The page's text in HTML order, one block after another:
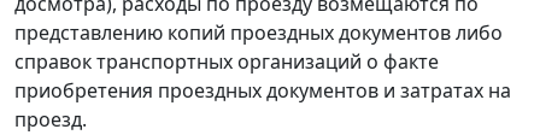
представлению копий проездных документов либо
справок транспортных организаций о факте
приобретения проездных документов и затратах на
проезд.